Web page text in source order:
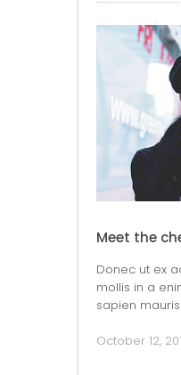
Meet the
Donec ut ex
mollis in a
sapien mauris
October 12,